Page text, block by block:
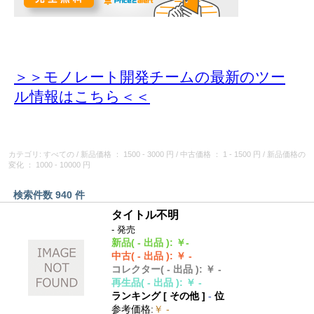
＞＞モノレート開発チームの最新のツー
ル情報はこちら＜＜
カテゴリ: すべての / 新品価格 ： 1500 - 3000 円 / 中古価格 ： 1 - 1500 円 / 新品価格の
変化
： 1000 - 10000 円
検索件数 940 件
タイトル不明
- 発売
新品( - 出品 ): ￥-
中古( - 出品 ): ￥ -
コレクター( - 出品 ): ￥ -
再生品( - 出品 ): ￥ -
ランキング [ その他]- 位
参考価格: ￥ -